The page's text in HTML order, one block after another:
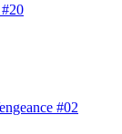
#02